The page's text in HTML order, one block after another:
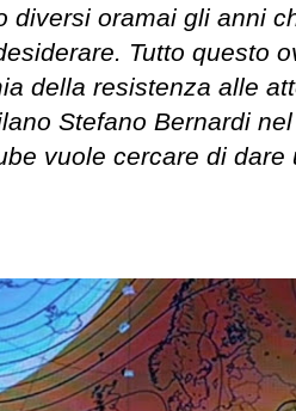
diversi oramai gli anni
Tutto questo
della resistenza alle
Stefano Bernardi
vuole cercare di